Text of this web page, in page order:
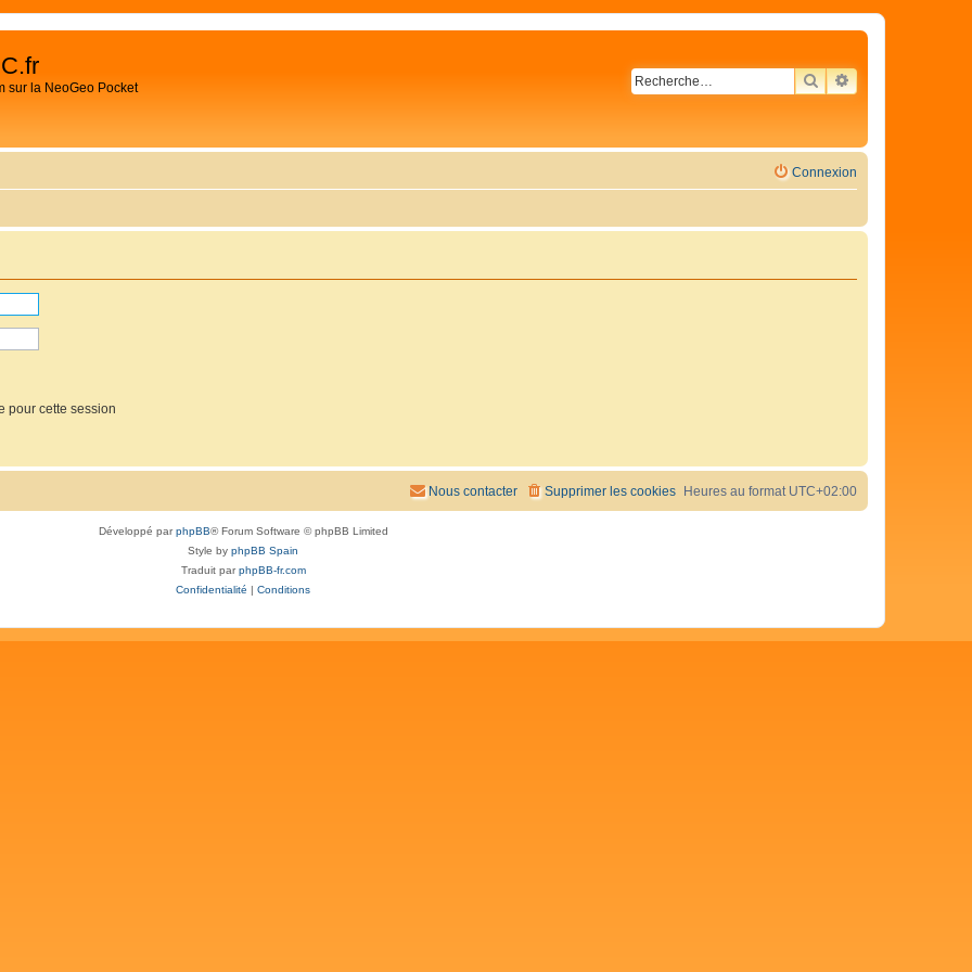
sur la NeoGeo Pocket RECHERCHER
RECHERCHE
Connexion
pour cette session
Heures au format UTC+02:00
Supprimer les cookies
Nous contacter
Développé parphpBB® Forum Software © phpBB Limited
Style by phpBB Spain
Traduit parphpBB-fr.com
Confidentialité
Conditions